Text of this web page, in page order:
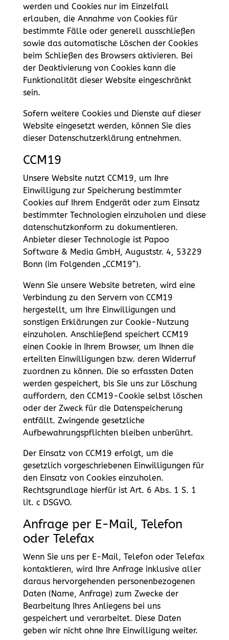
werden und Cookies nur im Einzelfall
erlauben, die Annahme von Cookies für
bestimmte Fälle oder generell ausschließen
sowie das automatische Löschen der Cookies
beim Schließen des Browsers aktivieren. Bei
der Deaktivierung von Cookies kann die
Funktionalität dieser Website eingeschränkt
sein.
Sofern weitere Cookies und Dienste auf dieser
Website eingesetzt werden, können Sie dies
dieser Datenschutzerklärung entnehmen.
CCM19
Unsere Website nutzt CCM19, um Ihre
Einwilligung zur Speicherung bestimmter
Cookies auf Ihrem Endgerät oder zum Einsatz
bestimmter Technologien einzuholen und diese
datenschutzkonform zu dokumentieren.
Anbieter dieser Technologie ist Papoo
Software & Media GmbH, Auguststr. 4, 53229
Bonn (im Folgenden „CCM19“).
Wenn Sie unsere Website betreten, wird eine
Verbindung zu den Servern von CCM19
hergestellt, um Ihre Einwilligungen und
sonstigen Erklärungen zur Cookie-Nutzung
einzuholen. Anschließend speichert CCM19
einen Cookie in Ihrem Browser, um Ihnen die
erteilten Einwilligungen bzw. deren Widerruf
zuordnen zu können. Die so erfassten Daten
werden gespeichert, bis Sie uns zur Löschung
auffordern, den CCM19-Cookie selbst löschen
oder der Zweck für die Datenspeicherung
entfällt. Zwingende gesetzliche
Aufbewahrungspflichten bleiben unberührt.
Der Einsatz von CCM19 erfolgt, um die
gesetzlich vorgeschriebenen Einwilligungen für
den Einsatz von Cookies einzuholen.
Rechtsgrundlage hierfür ist Art. 6 Abs. 1 S. 1
lit. c DSGVO.
Anfrage per E-Mail, Telefon
oder Telefax
Wenn Sie uns per E-Mail, Telefon oder Telefax
kontaktieren, wird Ihre Anfrage inklusive aller
daraus hervorgehenden personenbezogenen
Daten (Name, Anfrage) zum Zwecke der
Bearbeitung Ihres Anliegens bei uns
gespeichert und verarbeitet. Diese Daten
geben wir nicht ohne Ihre Einwilligung weiter.